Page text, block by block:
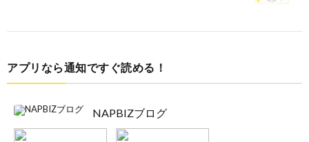
アプリなら通知ですぐ読める！
NAPBIZブログ